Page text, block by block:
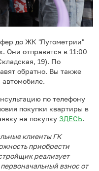
до ЖК "Лугометрии"
Они отправятся в 11:00
19). По
обратно. Вы также
по телефону
покупки квартиры в
на покупку ЗДЕСЬ.
клиенты ГК
приобрести
реализует
взнос от